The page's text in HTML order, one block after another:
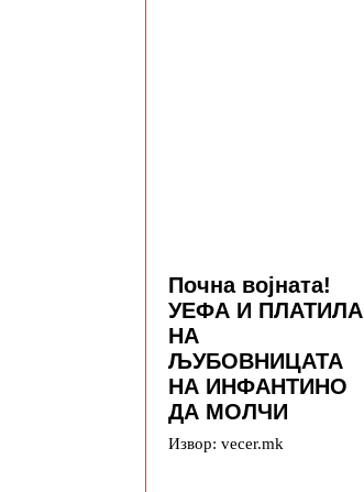
Почна војната!
УЕФА И ПЛАТИЛА
НА
ЉУБОВНИЦАТА
НА ИНФАНТИНО
ДА МОЛЧИ
Извор: vecer.mk